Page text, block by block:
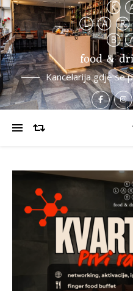
Kancelarija gdje se